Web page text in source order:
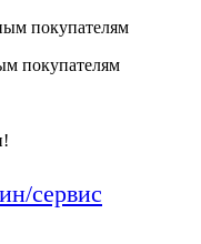
покупателям
сервис